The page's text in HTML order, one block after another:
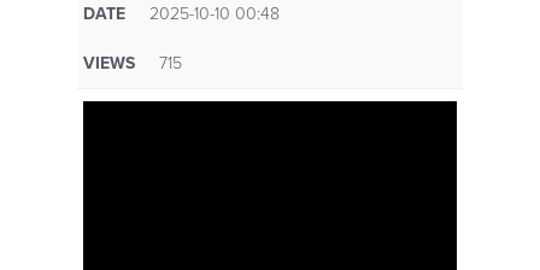
DATE
2025-10-10 00:48
VIEWS
715